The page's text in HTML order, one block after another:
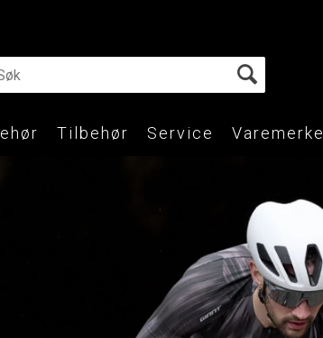
Tilbehør Service